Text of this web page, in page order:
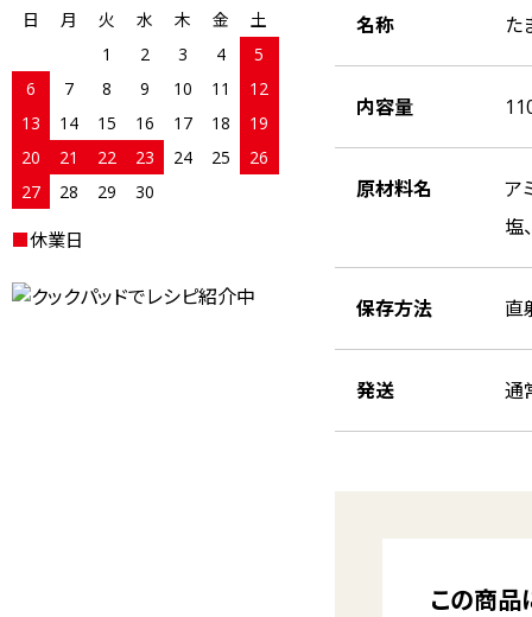
名称 た
内容量
原材料名
ア
塩
保存方法 直
発送 通
この商品
日 月 火 水 木 金
土
1
2 3 4
5
6
7 8 9 10 11
12
13
14 15 16 17 18
19
20
21 22 23 24 25
26
27
28 29 30
■休業日